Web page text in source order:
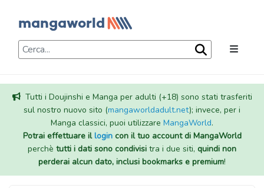
Tutti i Doujinshi e Manga per adulti (+18) sono stati trasferiti
sul nostro nuovo sito (mangaworldadult.net); invece, per i
Manga classici, puoi utilizzare MangaWorld.
Potrai effettuare illogincon il tuo account di MangaWorld
perchè tutti i dati sono condivisi tra i due siti, quindi non
perderai alcun dato, inclusi bookmarks e premium!